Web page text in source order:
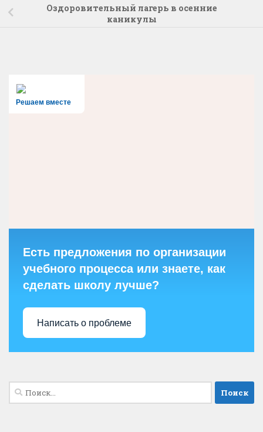
Оздоровительный лагерь в осенние
каникулы
Решаем вместе
Есть предложения по организации
учебного процесса или знаете, как
сделать школу лучше?
Написать о проблеме
Найти: